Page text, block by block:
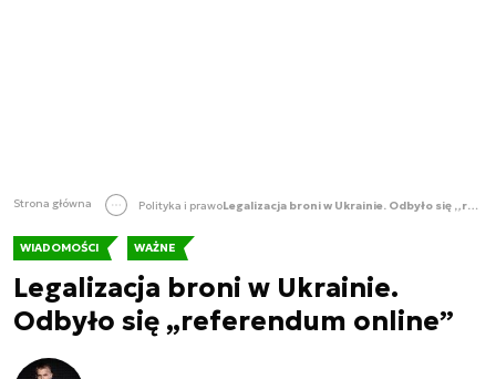
Strona główna Polityka i prawo Legalizacja broni w Ukrainie. Odbyło się „referendum online”
WIADOMOŚCI WAŻNE
Legalizacja broni w Ukrainie.
Odbyło się „referendum online”